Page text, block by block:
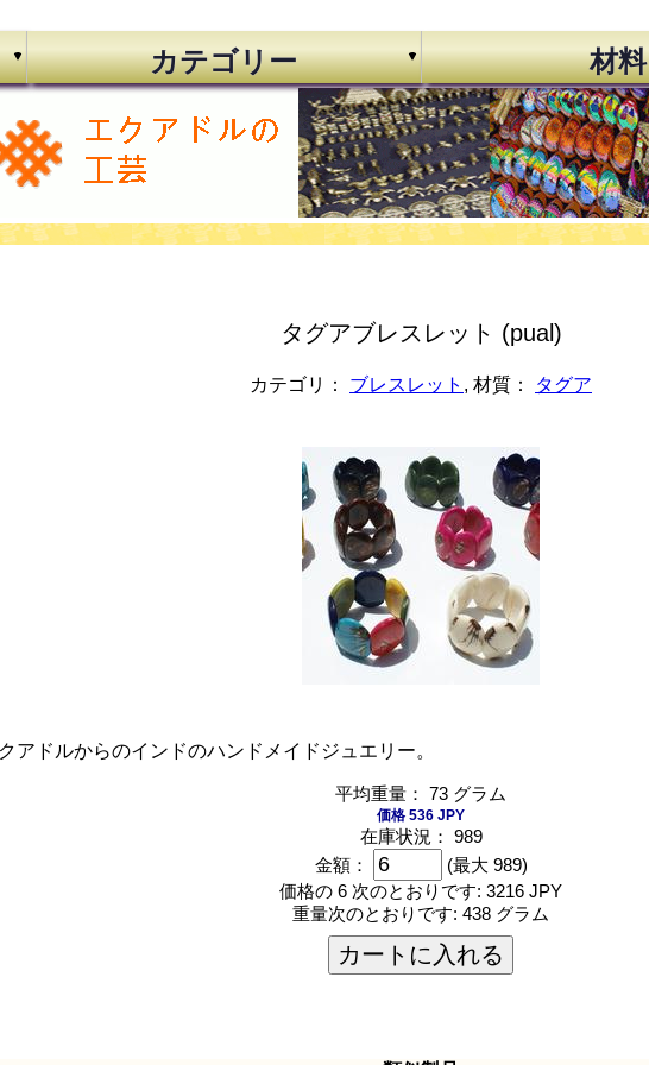
カテゴリー 材料
タグアブレスレット (pual)
カテゴリ： ブレスレット , 材質： タグア
アドルからのインドのハンドメイドジュエリー。
平均重量： 73 グラム
価格 536 JPY
在庫状況： 989
金額：
(最大 989)
価格の 6 次のとおりです: 3216 JPY
重量次のとおりです: 438 グラム
カートに入れる